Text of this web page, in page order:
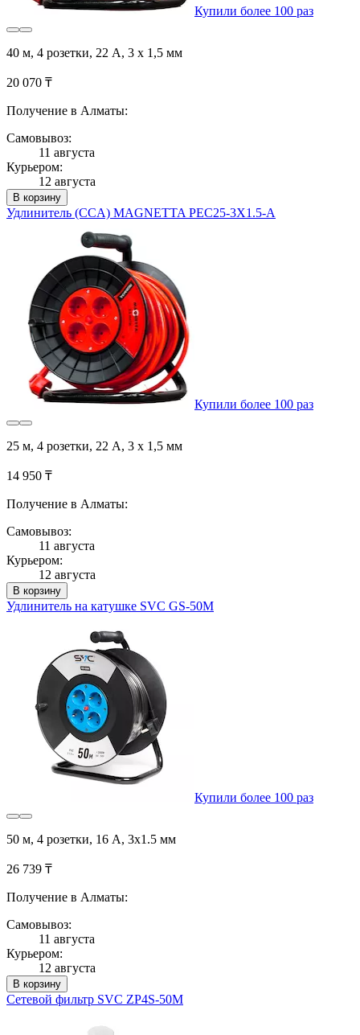
Купили более 100 раз
40 м, 4 розетки, 22 А, 3 х 1,5 мм
20 070 ₸
Получение в Алматы:
Самовывоз:
11 августа
Курьером:
12 августа
В корзину
Удлинитель (CCA) MAGNETTA PEC25-3X1.5-A
Купили более 100 раз
25 м, 4 розетки, 22 А, 3 х 1,5 мм
14 950 ₸
Получение в Алматы:
Самовывоз:
11 августа
Курьером:
12 августа
В корзину
Удлинитель на катушке SVC GS-50M
Купили более 100 раз
50 м, 4 розетки, 16 А, 3x1.5 мм
26 739 ₸
Получение в Алматы:
Самовывоз:
11 августа
Курьером:
12 августа
В корзину
Сетевой фильтр SVC ZP4S-50M